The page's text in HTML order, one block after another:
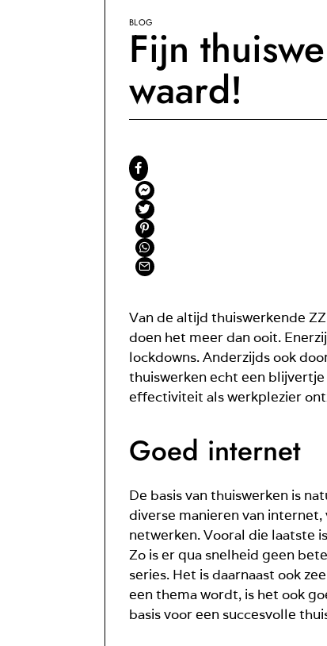
BLOG
Fijn
waard!
Van de altijd thuiswerkende
doen het meer dan ooit.
lockdowns. Anderzijds ook
thuiswerken echt een
effectiviteit als werkplezier
Goed internet
De basis van thuiswerken is
diverse manieren van internet,
netwerken. Vooral die laatste
Zo is er qua snelheid geen
series. Het is daarnaast ook
een thema wordt, is het ook
basis voor een succesvolle